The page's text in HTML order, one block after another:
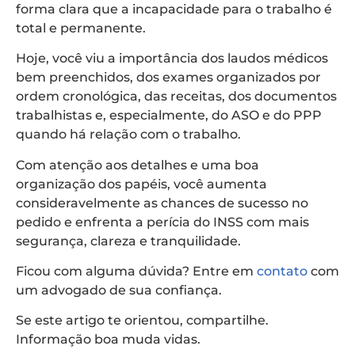
forma clara que a incapacidade para o trabalho é
total e permanente.
Hoje, você viu a importância dos laudos médicos
bem preenchidos, dos exames organizados por
ordem cronológica, das receitas, dos documentos
trabalhistas e, especialmente, do ASO e do PPP
quando há relação com o trabalho.
Com atenção aos detalhes e uma boa
organização dos papéis, você aumenta
consideravelmente as chances de sucesso no
pedido e enfrenta a perícia do INSS com mais
segurança, clareza e tranquilidade.
Ficou com alguma dúvida? Entre em contato com
um advogado de sua confiança.
Se este artigo te orientou, compartilhe.
Informação boa muda vidas.